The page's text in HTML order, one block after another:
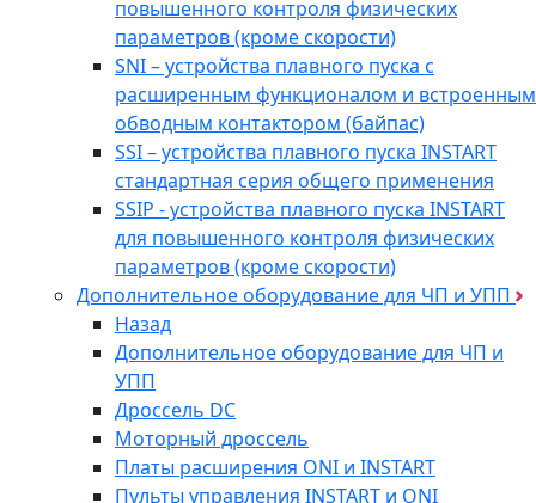
повышенного контроля физических
параметров (кроме скорости)
SNI – устройства плавного пуска с
расширенным функционалом и встроенным
обводным контактором (байпас)
SSI – устройства плавного пуска INSTART
стандартная серия общего применения
SSIP - устройства плавного пуска INSTART
для повышенного контроля физических
параметров (кроме скорости)
Дополнительное оборудование для ЧП и УПП
Назад
Дополнительное оборудование для ЧП и
УПП
Дроссель DC
Моторный дроссель
Платы расширения ONI и INSTART
Пульты управления INSTART и ONI